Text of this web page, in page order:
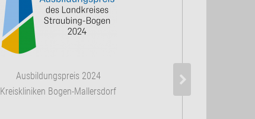
Ausbildungspreis 2024
Kreiskliniken Bogen-Mallersdorf